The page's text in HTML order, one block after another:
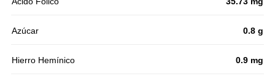
Azúcar 0.8 g
Hierro Hemínico 0.9 mg